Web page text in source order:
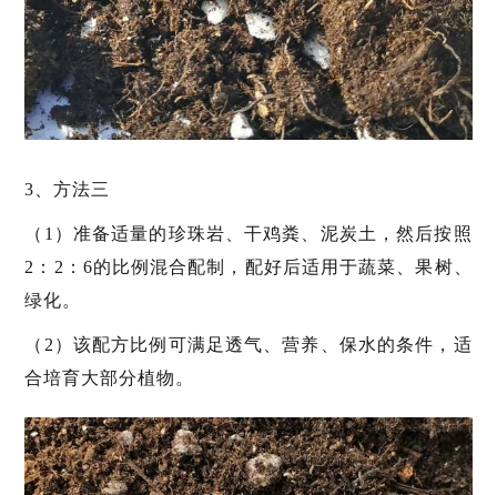
3、方法三
（1）准备适量的珍珠岩、干鸡粪、泥炭土，然后按照
2：2：6的比例混合配制，配好后适用于蔬菜、果树、
绿化。
（2）该配方比例可满足透气、营养、保水的条件，适
合培育大部分植物。